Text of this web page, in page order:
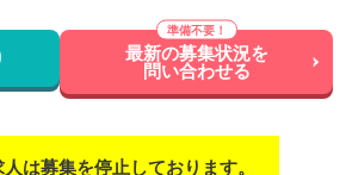
最新の募集状況を
問い合わせる
は募集を停止しております。